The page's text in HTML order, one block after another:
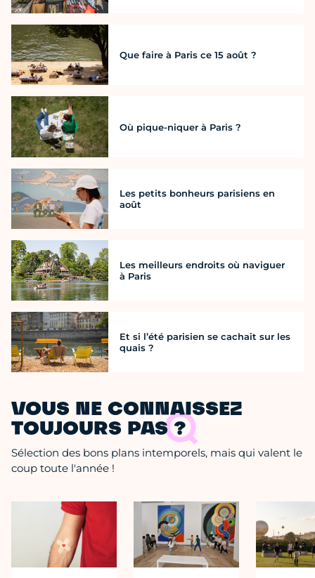
Que faire à Paris ce 15 août ?
Où pique-niquer à Paris ?
Les petits bonheurs parisiens en
août
Les meilleurs endroits où naviguer
à Paris
Et si l’été parisien se cachait sur les
quais ?
VOUS NE CONNAISSEZ
TOUJOURS PAS ?
Sélection des bons plans intemporels, mais qui valent le
coup toute l'année !